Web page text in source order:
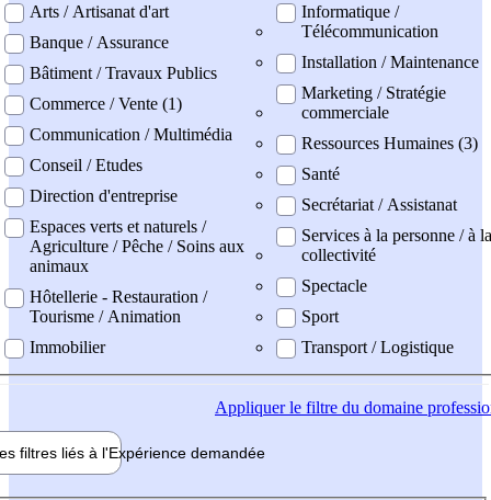
Arts / Artisanat d'art
Banque / Assurance
Bâtiment / Travaux Publics
Commerce / Vente (1)
Communication / Multimédia
Conseil / Etudes
Direction d'entreprise
Espaces verts et naturels /
Agriculture / Pêche / Soins aux
animaux
Hôtellerie - Restauration /
Tourisme / Animation
Immobilier
Informatique /
Télécommunication
Installation / Maintenance
Marketing / Stratégie
commerciale
Ressources Humaines (3)
Santé
Secrétariat / Assistanat
Services à la personne / à la
collectivité
Spectacle
Sport
Transport / Logistique
Appliquerle filtre du domaine
filtres liés à l'Expérience demandée